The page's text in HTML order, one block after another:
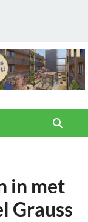
in met
Grauss